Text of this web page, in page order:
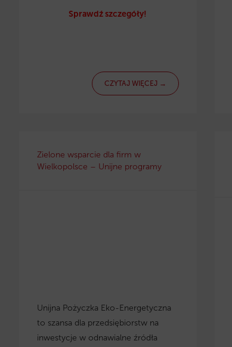
Sprawdź szczegóły!
CZYTAJ WIĘCEJ →
Zielone wsparcie dla firm w
Wielkopolsce – Unijne programy
Unijna Pożyczka Eko-Energetyczna
to szansa dla przedsiębiorstw na
inwestycje w odnawialne źródła